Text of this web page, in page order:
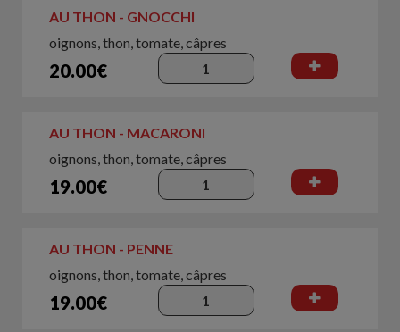
AU THON - GNOCCHI
oignons, thon, tomate, câpres
20.00€
AU THON - MACARONI
oignons, thon, tomate, câpres
19.00€
AU THON - PENNE
oignons, thon, tomate, câpres
19.00€